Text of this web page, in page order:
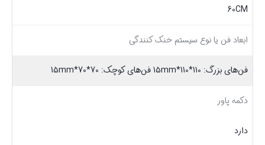
60CM
ابعاد فن یا نوع سیستم خنک کنندگی
فن‌های بزرگ: 110*110*15mm فن‌های کوچک: 70*70*15mm
دکمه پاور
دارد